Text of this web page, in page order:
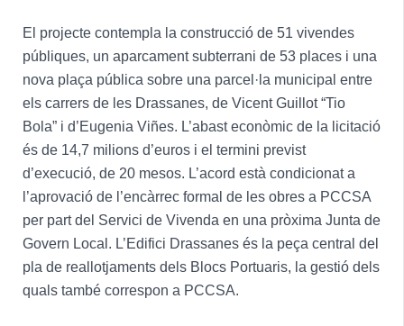
El projecte contempla la construcció de 51 vivendes
públiques, un aparcament subterrani de 53 places i una
nova plaça pública sobre una parcel·la municipal entre
els carrers de les Drassanes, de Vicent Guillot “Tio
Bola” i d’Eugenia Viñes. L’abast econòmic de la licitació
és de 14,7 milions d’euros i el termini previst
d’execució, de 20 mesos. L’acord està condicionat a
l’aprovació de l’encàrrec formal de les obres a PCCSA
per part del Servici de Vivenda en una pròxima Junta de
Govern Local. L’Edifici Drassanes és la peça central del
pla de reallotjaments dels Blocs Portuaris, la gestió dels
quals també correspon a PCCSA.